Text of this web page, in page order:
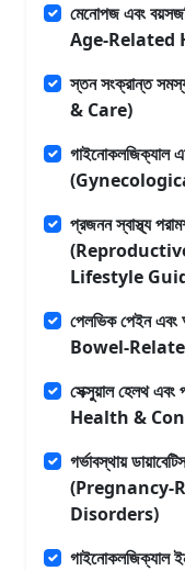
মেনোপজ এবং
Age-Related
স্তন সংক্রান্ত
& Care)
গাইনোকলজিক্যাল
প্রজনন স্বাস্থ্য
Lifestyle
পেলভিক পেইন
Bowel-
সেক্সুয়াল হেলথ
Health &
গর্ভাবস্থায়
(Pregnancy-
Disorders)
গাইনোকলজিক্যাল